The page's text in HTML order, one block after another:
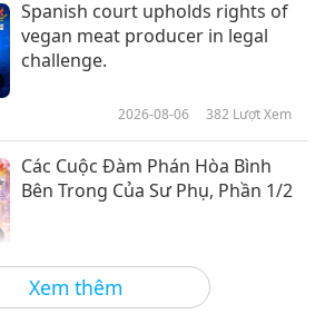
Người Khổng Lồ Duyên Dáng:
Chủng Tộc Rùa Cổ Dài
Xem thêm
Spanish court upholds rights of
vegan meat producer in legal
challenge.
2026-08-06 382 Lượt Xem
Các Cuộc Đàm Phán Hòa Bình
Bên Trong Của Sư Phụ, Phần 1/2
2026-08-06 1010